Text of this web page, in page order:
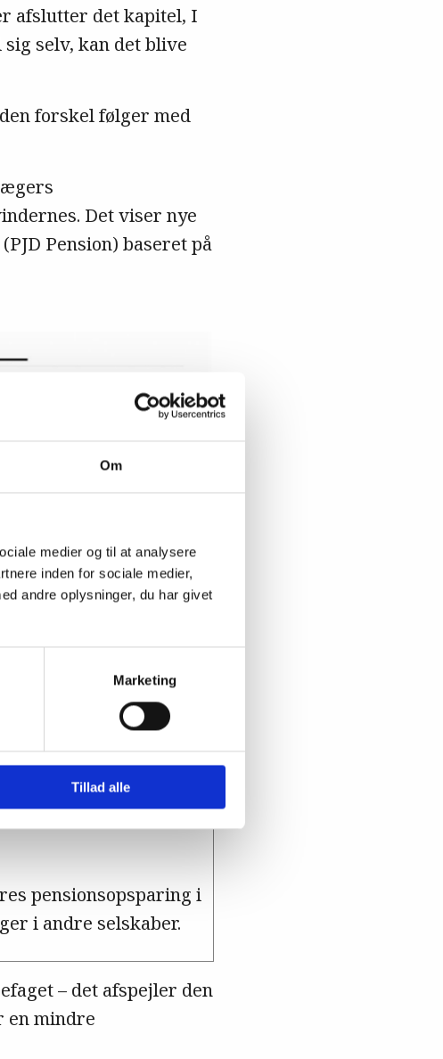
Om
medier og til at analysere
inden for sociale medier,
andre oplysninger, du har givet
Marketing
Tillad alle
afslutter det kapitel, I
selv, kan det blive
forskel følger med
Det viser nye
Pension) baseret på
pensionsopsparing i
i andre selskaber.
– det afspejler den
en mindre